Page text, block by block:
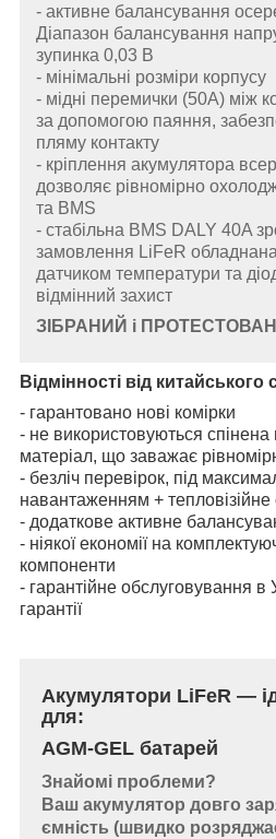
- активне балансування
Діапазон балансування
зупинка 0,03 В
- мінімальні розміри корпусу
- мідні перемички (50А) між
за допомогою паяння,
пляму контакту
- кріплення акумулятора
дозволяє рівномірно
та BMS
- стабільна BMS DALY 40A
замовлення LiFeR
датчиком температури та
відмінний захист
ЗІБРАНИЙ і
Відмінності від китайського
- гарантовано нові комірки
- не використовуються
матеріал, що заважає
- безліч перевірок, під
навантаженням +
- додаткове активне
- ніякої економії на
компоненти
- гарантійне обслуговування в
гарантії
Акумулятори LiFeR —
для:
AGM-GEL батарей
Знайомі проблеми?
Ваш акумулятор довго
ємність (швидко